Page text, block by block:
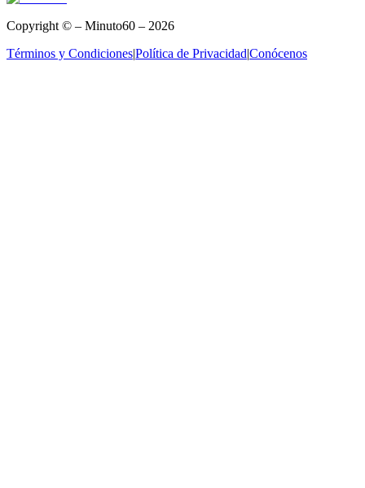
Copyright © – Minuto60 – 2026
Términos y Condiciones|Política de Privacidad|Conócenos